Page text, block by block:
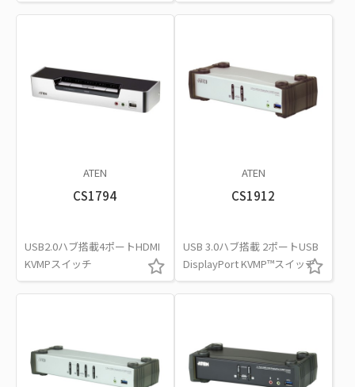
ATEN
CS1794
USB2.0ハブ搭載4ポートHDMI
KVMPスイッチ
ATEN
CS1912
USB 3.0ハブ搭載 2ポートUSB
DisplayPort KVMP™スイッチ